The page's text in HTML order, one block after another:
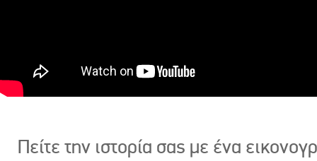
Πείτε την ιστορία σας με ένα